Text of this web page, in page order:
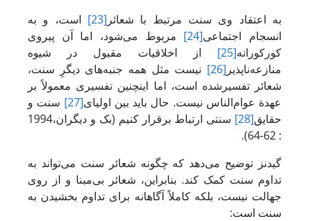
به اعتقاد وی سنت مرتبط با شعائر [23]
است، و به
انسجام اجتماعی[24]
مربوط می‌شود، اما آن پیروی
کورکورانه[25]
از اخلاقیات مقبول در شیوه
منازعه‌ناپذیر [26]
نیست مثل همه جنبه‌های دیگرِ سنت،
شعائر تفسیرشده است، اما اینچنین تفسیری معمولاً بر
عهدة عوام‌الناس نیست. حال باید بین اولیای[27]
سنت و
حقایق[28]
سنتی ارتباط برقرار کنیم (بک و دیگران،1994
: 62-64).
گیدنز توضیح می‌دهد که چگونه شعائر سنت می‌تواند به
تداوم سنت‌ کمک کند. بنابراین، شعائر بی‌مبنا و از روی
جهالت نیست، بلکه کاملاً آگاهانه برای تداوم‌‌ بخشیدن به
سنت است: